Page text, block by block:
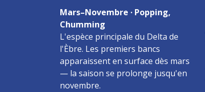
Mars–Novembre · Popping,
Chumming
L'espèce principale du Delta de
l'Èbre. Les premiers bancs
apparaissent en surface dès mars
— la saison se prolonge jusqu'en
novembre.